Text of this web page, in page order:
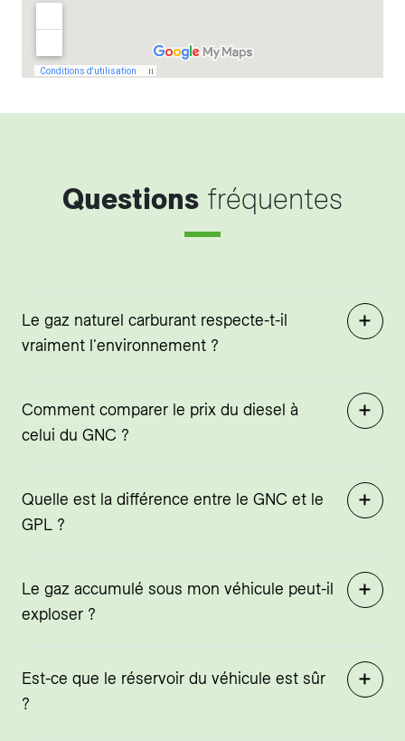
Questions fréquentes
Le gaz naturel carburant respecte-t-il
vraiment l'environnement ?
Comment comparer le prix du diesel à
celui du GNC ?
Quelle est la différence entre le GNC et le
GPL ?
Le gaz accumulé sous mon véhicule peut-il
exploser ?
Est-ce que le réservoir du véhicule est sûr
?